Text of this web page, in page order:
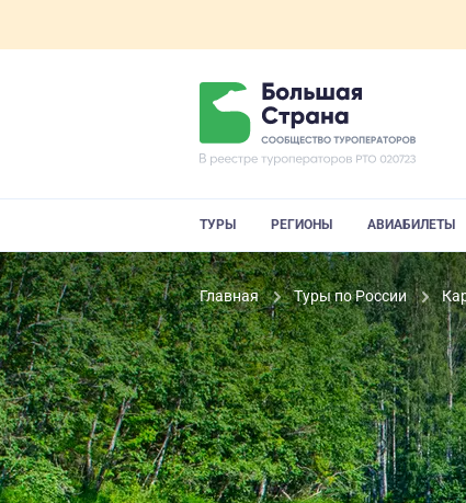
ТУРЫ РЕГИОНЫ АВИАБИЛЕТЫ
Главная Туры по России